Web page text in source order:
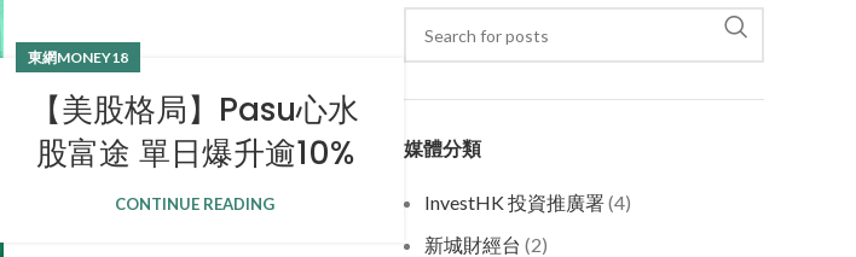
東網MONEY18
【美股格局】Pasu心水
股富途 單日爆升逾10%
CONTINUE READING
媒體分類
InvestHK 投資推廣署(4)
新城財經台 (2)